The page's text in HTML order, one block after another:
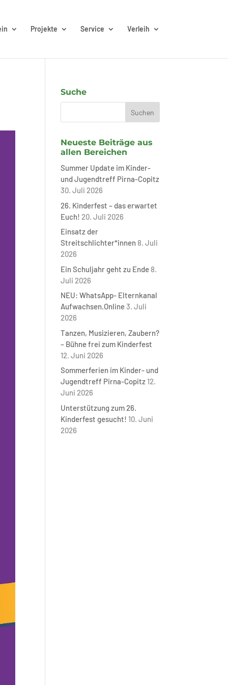
Projekte Service Verleih
Suche
Neueste Beiträge aus
allen Bereichen
Summer Update im Kinder-
und Jugendtreff Pirna-Copitz
30. Juli 2026
26. Kinderfest – das erwartet
Euch! 20. Juli 2026
Einsatz der
Streitschlichter*innen 8. Juli
2026
Ein Schuljahr geht zu Ende 8.
Juli 2026
NEU: WhatsApp- Elternkanal
Aufwachsen.Online3. Juli
2026
Tanzen, Musizieren, Zaubern?
– Bühne frei zum Kinderfest
12. Juni 2026
Sommerferien im Kinder- und
Jugendtreff Pirna-Copitz12.
Juni 2026
Unterstützung zum 26.
Kinderfest gesucht! 10. Juni
2026